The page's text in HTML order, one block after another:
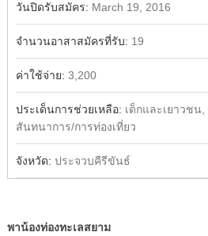
วันปิดรับสมัคร: March 19, 2016
จำนวนอาสาสมัครที่รับ: 19
ค่าใช้จ่าย: 3,200
ประเด็นการช่วยเหลือ: เด็กและเยาวชน
สันทนาการ/การท่องเที่ยว
จังหวัด: ประจวบคีรีขันธ์
พาน้องท่องทะเลสยาม